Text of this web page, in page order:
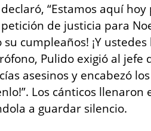
“Estamos aquí
de justicia para
cumpleaños! ¡Y
Pulido exigió al jefe
asesinos y encabezó los
Los cánticos
a guardar silencio.